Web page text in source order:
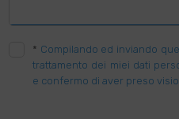
* Compilando ed inviando
trattamento dei miei dati
e confermo di aver preso